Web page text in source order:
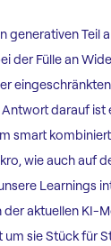
generativen Teil
der Fülle an
darauf ist
smart
wie auch auf
Learnings
der aktuellen KI-
sie Stück für